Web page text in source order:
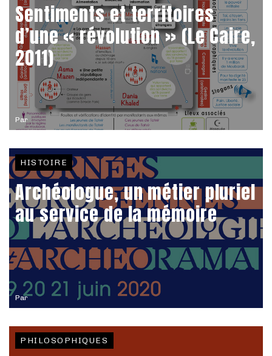
Par
Sentiments et territoires
d’une « révolution » (Le Caire,
2011)
Par
HISTOIRE
Archéologue, un métier pluriel
au service de la mémoire
PHILOSOPHIQUES